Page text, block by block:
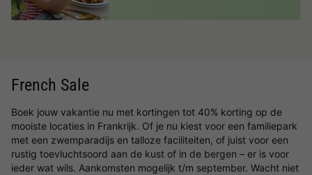
French Sale
Boek jouw vakantie nu met kortingen tot 40% korting op de
mooiste locaties in Frankrijk. Of je nu kiest voor een familiepark
met een zwemparadijs en talloze faciliteiten, of juist voor een
rustig toevluchtsoord aan de kust of in de bergen – er is voor
ieder wat wils. Aankomsten mogelijk t/m september. Wacht niet